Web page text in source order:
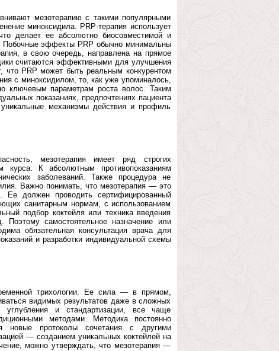
мезотерапию с такими популярными
миноксидила. PRP-терапия использует
делает ее абсолютно биосовместимой и
Побочные эффекты PRP обычно минимальны
в свою очередь, направлена на прямое
считаются эффективными для улучшения
что PRP может быть реальным конкурентом
с миноксидилом, то, как уже упоминалось,
ключевым параметрам роста волос. Таким
показаниях, предпочтениях пациента
механизмы действия и профиль
мезотерапия имеет ряд строгих
курса. К абсолютным противопоказаниям
заболеваний. Также процедура не
Важно понимать, что мезотерапия — это
Ее должен проводить сертифицированный
санитарным нормам, с использованием
подбор коктейля или техника введения
самостоятельное назначение или
обязательная консультация врача для
и разработки индивидуальной схемы
трихологии. Ее сила — в прямом,
видимых результатов даже в сложных
и стандартизации, все чаще
методами. Методика постоянно
новые протоколы сочетания с другими
— созданием уникальных коктейлей на
можно утверждать, что мезотерапия —